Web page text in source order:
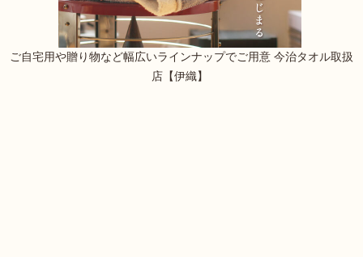
ご自宅用や贈り物など幅広いラインナップでご用意 今治タオル取扱
店【伊織】